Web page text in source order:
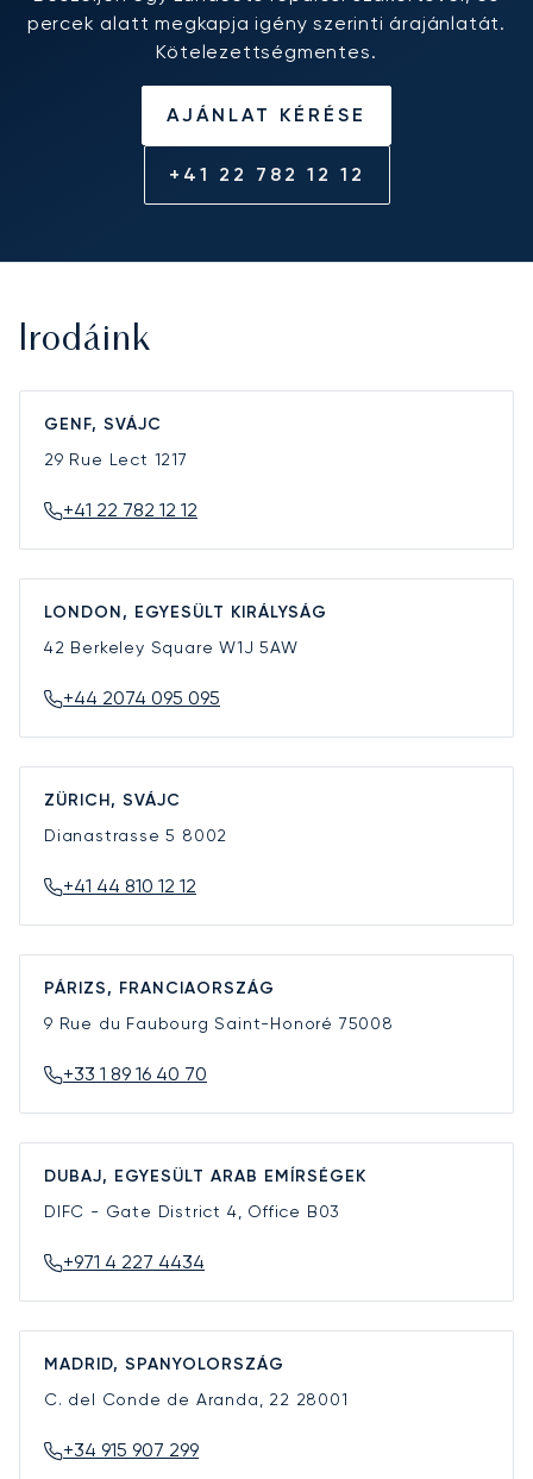
percek alatt megkapja igény szerinti árajánlatát.
Kötelezettségmentes.
AJÁNLAT KÉRÉSE
+41 22 782 12 12
Irodáink
GENF, SVÁJC
29 Rue Lect 1217
+41 22 782 12 12
LONDON, EGYESÜLT KIRÁLYSÁG
42 Berkeley SquareW1J 5AW
+44 2074 095 095
ZÜRICH, SVÁJC
Dianastrasse 5 8002
+41 44 810 12 12
PÁRIZS, FRANCIAORSZÁG
9 Rue du Faubourg Saint-Honoré 75008
+33 1 89 16 40 70
DUBAJ, EGYESÜLT ARAB EMÍRSÉGEK
DIFC - Gate District 4, Office B03
+971 4 227 4434
MADRID, SPANYOLORSZÁG
C. del Conde de Aranda, 22 28001
+34 915 907 299